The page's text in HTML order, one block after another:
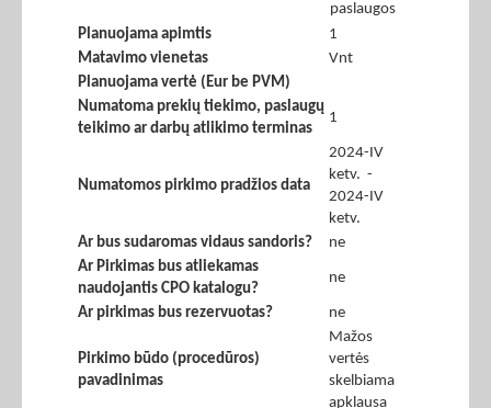
paslaugos
Planuojama apimtis
1
Matavimo vienetas
Vnt
Planuojama vertė (Eur be PVM)
Numatoma prekių tiekimo, paslaugų
teikimo ar darbų atlikimo terminas
1
Numatomos pirkimo pradžios data
2024-IV
ketv. -
2024-IV
ketv.
Ar bus sudaromas vidaus sandoris?
ne
Ar Pirkimas bus atliekamas
naudojantis CPO katalogu?
ne
Ar pirkimas bus rezervuotas? ne
Pirkimo būdo (procedūros)
pavadinimas
Mažos
vertės
skelbiama
apklausa